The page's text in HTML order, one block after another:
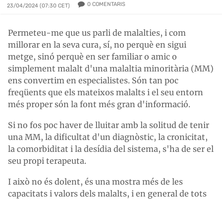
23/04/2024 (07:30 CET) 0 COMENTARIS
Permeteu-me que us parli de malalties, i com
millorar en la seva cura, sí, no perquè en sigui
metge, sinó perquè en ser familiar o amic o
simplement malalt d'una malaltia minoritària (MM)
ens convertim en especialistes. Són tan poc
freqüents que els mateixos malalts i el seu entorn
més proper són la font més gran d'informació.
Si no fos poc haver de lluitar amb la solitud de tenir
una MM, la dificultat d'un diagnòstic, la cronicitat,
la comorbiditat i la desídia del sistema, s'ha de ser el
seu propi terapeuta.
I això no és dolent, és una mostra més de les
capacitats i valors dels malalts, i en general de tots